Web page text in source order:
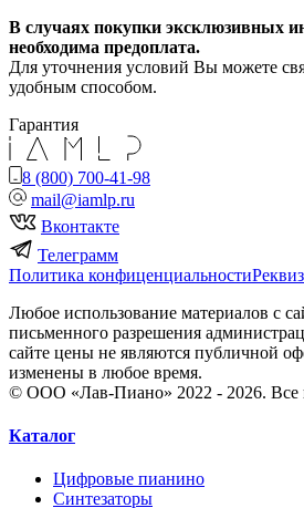
В случаях покупки эксклюзивных
необходима предоплата.
Для уточнения условий Вы можете
удобным способом.
Гарантия
8 (800) 700-41-98
mail@iamlp.ru
Вконтакте
Телеграмм
Политика конфиценциальности
Любое использование материалов с
письменного разрешения
сайте цены не являются публичной
изменены в любое время.
© ООО «Лав-Пиано» 2022 - 2026. Все
Каталог
Цифровые пианино
Синтезаторы